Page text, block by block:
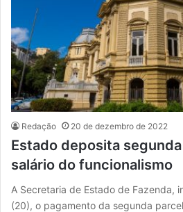
Redação 20 de dezembro de 2022
Estado deposita
salário do funcionalismo
A Secretaria de Estado de Fazenda,
(20), o pagamento da segunda